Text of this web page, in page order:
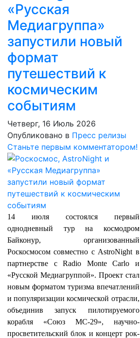
«Русская
Медиагруппа»
запустили новый
формат
путешествий к
космическим
событиям
Четверг, 16 Июль 2026
Опубликовано в Пресс релизы
Станьте первым комментатором!
14 июля состоялся первый
однодневный тур на космодром
Байконур, организованный
Роскосмосом совместно с AstroNight в
партнерстве с Radio Monte Carlo и
«Русской Медиагруппой». Проект стал
новым форматом туризма впечатлений
и популяризации космической отрасли,
объединив запуск пилотируемого
корабля «Союз МС-29», научно-
просветительский блок и концерт рок-